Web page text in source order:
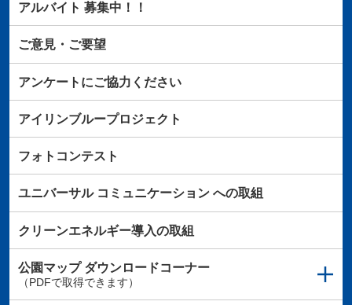
アルバイト 募集中！！
ご意見・ご要望
アンケートにご協力ください
アイリンブループロジェクト
フォトコンテスト
ユニバーサルコミュニケーションへの取組
クリーンエネルギー導入の取組
公園マップダウンロードコーナー
（PDFで取得できます）